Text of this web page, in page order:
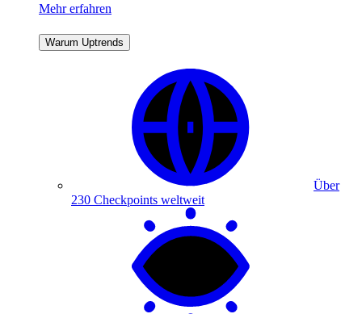
Mehr erfahren
Warum Uptrends
Über
230 Checkpoints weltweit